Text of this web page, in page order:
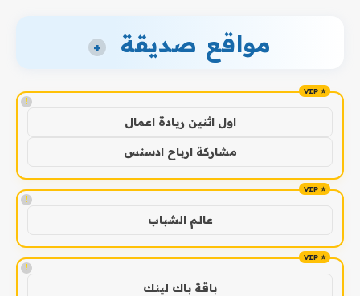
مواقع صديقة +
!
اول اثنين ريادة اعمال
مشاركة ارباح ادسنس
!
عالم الشباب
!
باقة باك لينك